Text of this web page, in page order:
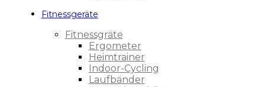
Fitnessgeräte
Fitnessgräte
Ergometer
Heimtrainer
Indoor-Cycling
Laufbänder